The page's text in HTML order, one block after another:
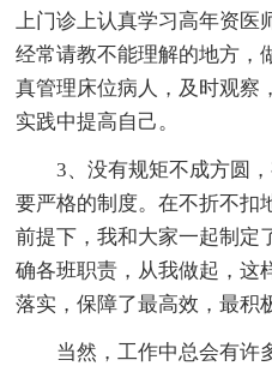
上门诊上认真学习高年资
经常请教不能理解的地方，
真管理床位病人，及时观察
实践中提高自己。
3、没有规矩不成方圆，
要严格的制度。在不折不扣
前提下，我和大家一起制定
确各班职责，从我做起，这
落实，保障了最高效，最积
当然，工作中总会有许